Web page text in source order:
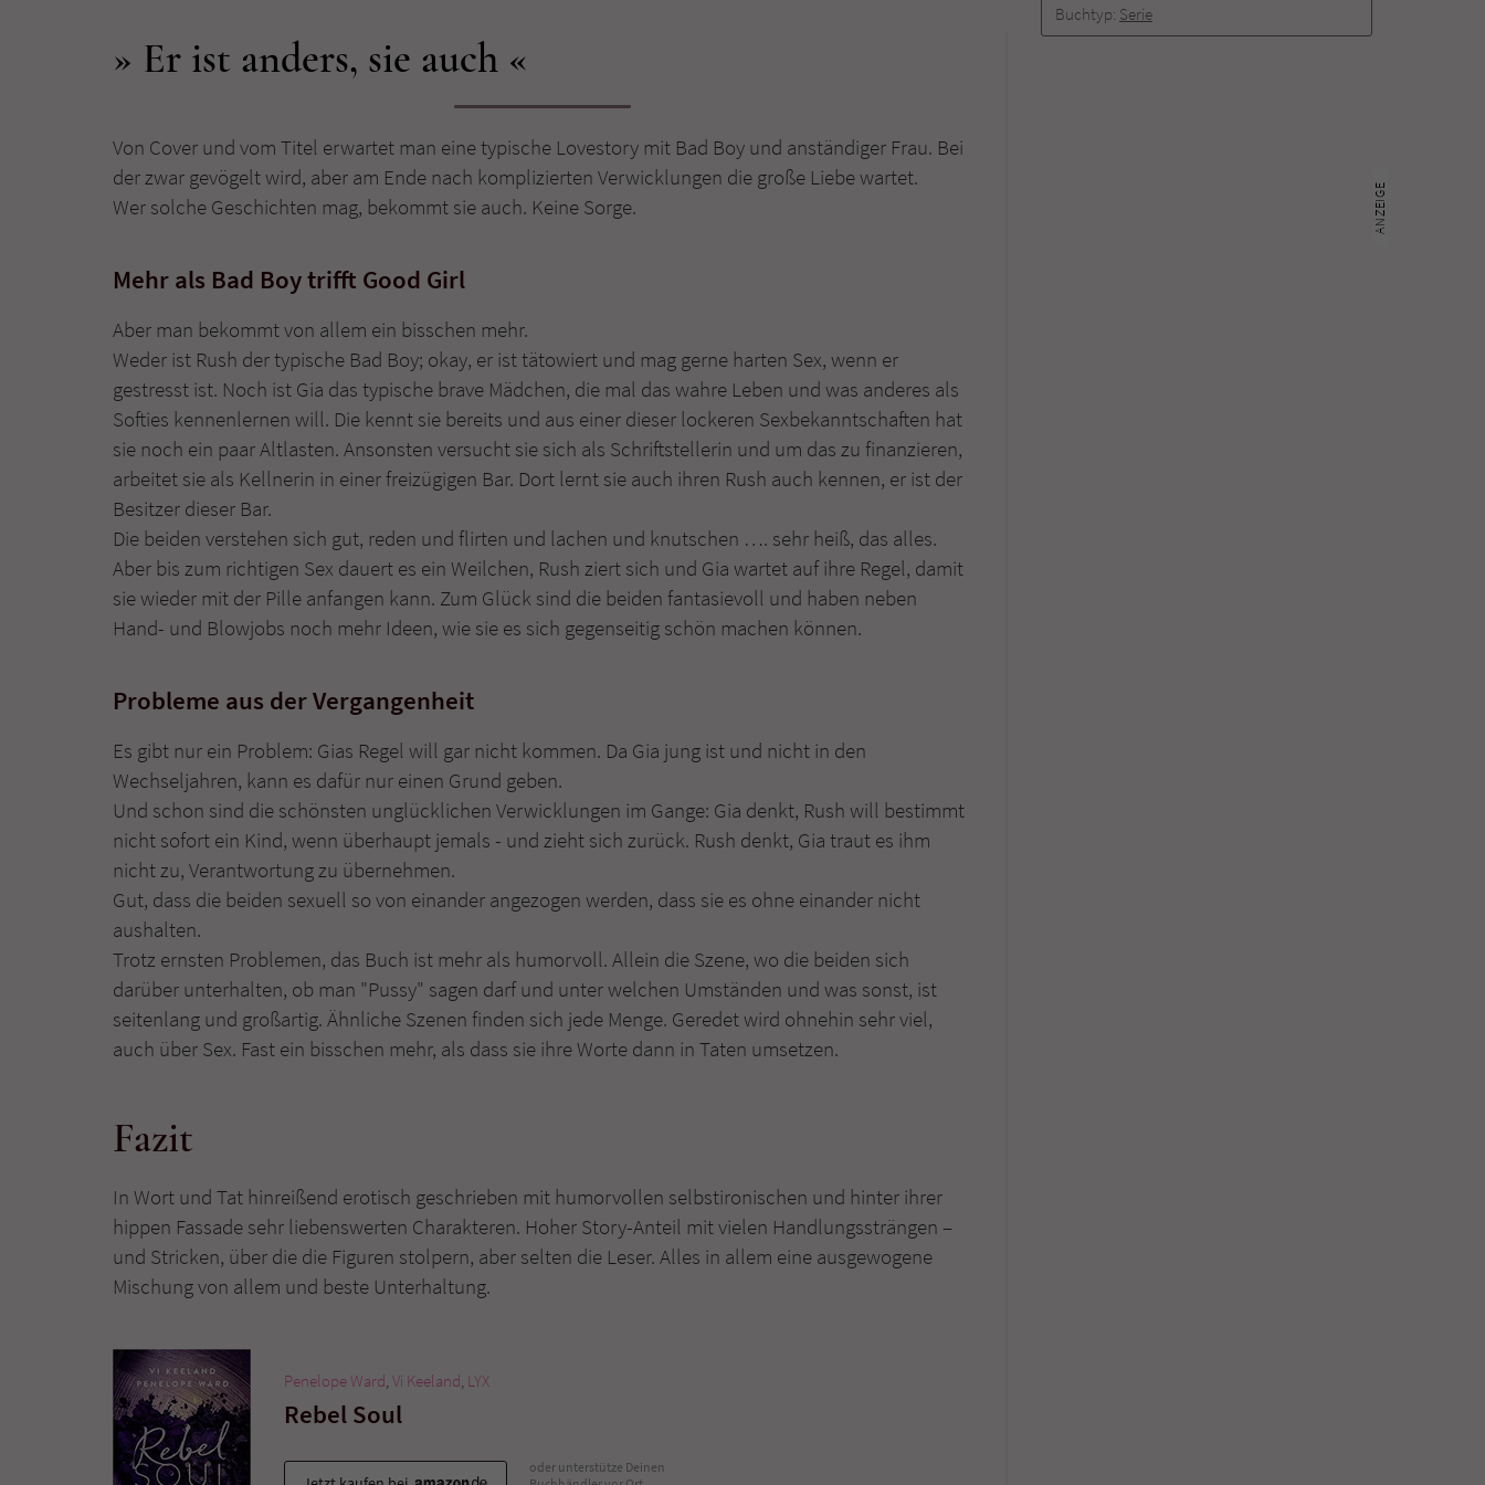
Buchtyp: Serie
Er ist anders, sie auch
Von Cover und vom Titel erwartet man eine typische Lovestory mit Bad Boy und anständiger Frau. Bei
der zwar gevögelt wird, aber am Ende nach komplizierten Verwicklungen die große Liebe wartet.
Wer solche Geschichten mag, bekommt sie auch. Keine Sorge.
Mehr als Bad Boy trifft Good Girl
Aber man bekommt von allem ein bisschen mehr.
Weder ist Rush der typische Bad Boy; okay, er ist tätowiert und mag gerne harten Sex, wenn er
gestresst ist. Noch ist Gia das typische brave Mädchen, die mal das wahre Leben und was anderes als
Softies kennenlernen will. Die kennt sie bereits und aus einer dieser lockeren Sexbekanntschaften hat
sie noch ein paar Altlasten. Ansonsten versucht sie sich als Schriftstellerin und um das zu finanzieren,
arbeitet sie als Kellnerin in einer freizügigen Bar. Dort lernt sie auch ihren Rush auch kennen, er ist der
Besitzer dieser Bar.
Die beiden verstehen sich gut, reden und flirten und lachen und knutschen …. sehr heiß, das alles.
Aber bis zum richtigen Sex dauert es ein Weilchen, Rush ziert sich und Gia wartet auf ihre Regel, damit
sie wieder mit der Pille anfangen kann. Zum Glück sind die beiden fantasievoll und haben neben
Hand- und Blowjobs noch mehr Ideen, wie sie es sich gegenseitig schön machen können.
Probleme aus der Vergangenheit
Es gibt nur ein Problem: Gias Regel will gar nicht kommen. Da Gia jung ist und nicht in den
Wechseljahren, kann es dafür nur einen Grund geben.
Und schon sind die schönsten unglücklichen Verwicklungen im Gange: Gia denkt, Rush will bestimmt
nicht sofort ein Kind, wenn überhaupt jemals - und zieht sich zurück. Rush denkt, Gia traut es ihm
nicht zu, Verantwortung zu übernehmen.
Gut, dass die beiden sexuell so von einander angezogen werden, dass sie es ohne einander nicht
aushalten.
Trotz ernsten Problemen, das Buch ist mehr als humorvoll. Allein die Szene, wo die beiden sich
darüber unterhalten, ob man "Pussy" sagen darf und unter welchen Umständen und was sonst, ist
seitenlang und großartig. Ähnliche Szenen finden sich jede Menge. Geredet wird ohnehin sehr viel,
auch über Sex. Fast ein bisschen mehr, als dass sie ihre Worte dann in Taten umsetzen.
Fazit
In Wort und Tat hinreißend erotisch geschrieben mit humorvollen selbstironischen und hinter ihrer
hippen Fassade sehr liebenswerten Charakteren. Hoher Story-Anteil mit vielen Handlungssträngen –
und Stricken, über die die Figuren stolpern, aber selten die Leser. Alles in allem eine ausgewogene
Mischung von allem und beste Unterhaltung.
Penelope Ward,Vi Keeland, LYX
Rebel Soul
oder unterstütze Deinen
Name
Anbieter
Laufzeit 1 Jahr
Zweck
Anbieter
Laufzeit Session
Dieses Cookie gewährleistet die Kommunikation der
Webseite mit dem Benutzer. Es wird benötigt um z. B.
den Sicherheitscode des Kontaktformulars zu